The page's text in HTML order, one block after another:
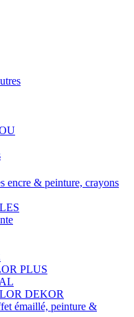
encre & peinture, crayons
PLUS
DEKOR
émaillé, peinture &